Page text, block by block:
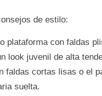
de estilo:
plataforma con faldas
look juvenil de alta
faldas cortas lisas o el
suelta.